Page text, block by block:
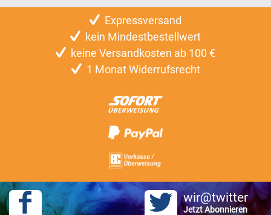
Expressversand
kein Mindestbestellwert
keine Versandkosten ab 100 €
1 Monat Widerrufsrecht
wir@twitter
Jetzt Abonnieren